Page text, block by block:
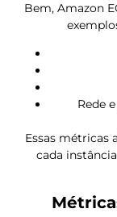
Bem, Amazon
Rede
Essas métricas
cada